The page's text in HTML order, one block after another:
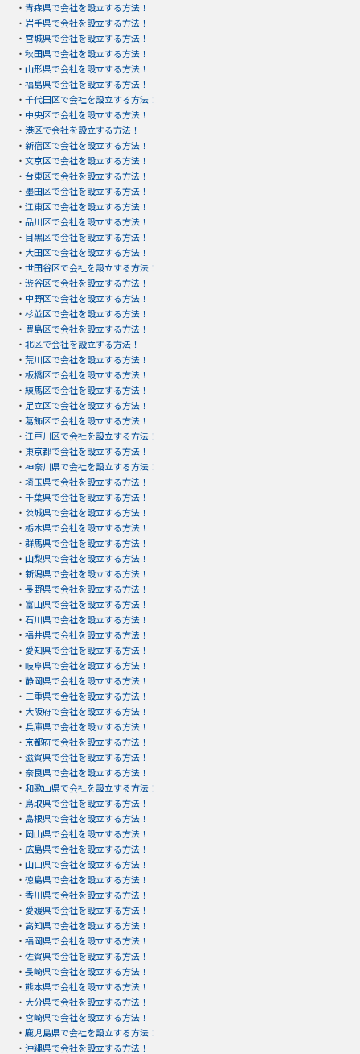
・ 青森県で会社を設立する方法！
・ 岩手県で会社を設立する方法！
・ 宮城県で会社を設立する方法！
・ 秋田県で会社を設立する方法！
・ 山形県で会社を設立する方法！
・ 福島県で会社を設立する方法！
・ 千代田区で会社を設立する方法！
・ 中央区で会社を設立する方法！
・ 港区で会社を設立する方法！
・ 新宿区で会社を設立する方法！
・ 文京区で会社を設立する方法！
・ 台東区で会社を設立する方法！
・ 墨田区で会社を設立する方法！
・ 江東区で会社を設立する方法！
・ 品川区で会社を設立する方法！
・ 目黒区で会社を設立する方法！
・ 大田区で会社を設立する方法！
・ 世田谷区で会社を設立する方法！
・ 渋谷区で会社を設立する方法！
・ 中野区で会社を設立する方法！
・ 杉並区で会社を設立する方法！
・ 豊島区で会社を設立する方法！
・ 北区で会社を設立する方法！
・ 荒川区で会社を設立する方法！
・ 板橋区で会社を設立する方法！
・ 練馬区で会社を設立する方法！
・ 足立区で会社を設立する方法！
・ 葛飾区で会社を設立する方法！
・ 江戸川区で会社を設立する方法！
・ 東京都で会社を設立する方法！
・ 神奈川県で会社を設立する方法！
・ 埼玉県で会社を設立する方法！
・ 千葉県で会社を設立する方法！
・ 茨城県で会社を設立する方法！
・ 栃木県で会社を設立する方法！
・ 群馬県で会社を設立する方法！
・ 山梨県で会社を設立する方法！
・ 新潟県で会社を設立する方法！
・ 長野県で会社を設立する方法！
・ 富山県で会社を設立する方法！
・ 石川県で会社を設立する方法！
・ 福井県で会社を設立する方法！
・ 愛知県で会社を設立する方法！
・ 岐阜県で会社を設立する方法！
・ 静岡県で会社を設立する方法！
・ 三重県で会社を設立する方法！
・ 大阪府で会社を設立する方法！
・ 兵庫県で会社を設立する方法！
・ 京都府で会社を設立する方法！
・ 滋賀県で会社を設立する方法！
・ 奈良県で会社を設立する方法！
・ 和歌山県で会社を設立する方法！
・ 鳥取県で会社を設立する方法！
・ 島根県で会社を設立する方法！
・ 岡山県で会社を設立する方法！
・ 広島県で会社を設立する方法！
・ 山口県で会社を設立する方法！
・ 徳島県で会社を設立する方法！
・ 香川県で会社を設立する方法！
・ 愛媛県で会社を設立する方法！
・ 高知県で会社を設立する方法！
・ 福岡県で会社を設立する方法！
・ 佐賀県で会社を設立する方法！
・ 長崎県で会社を設立する方法！
・ 熊本県で会社を設立する方法！
・ 大分県で会社を設立する方法！
・ 宮崎県で会社を設立する方法！
・ 鹿児島県で会社を設立する方法！
・ 沖縄県で会社を設立する方法！